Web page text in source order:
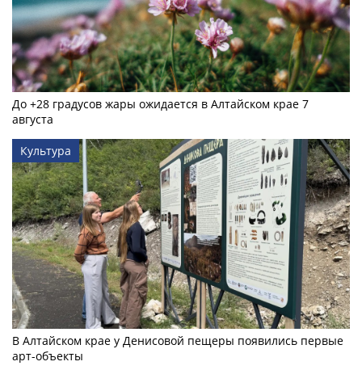
До +28 градусов жары ожидается в Алтайском крае 7
августа
Культура
В Алтайском крае у Денисовой пещеры появились первые
арт-объекты